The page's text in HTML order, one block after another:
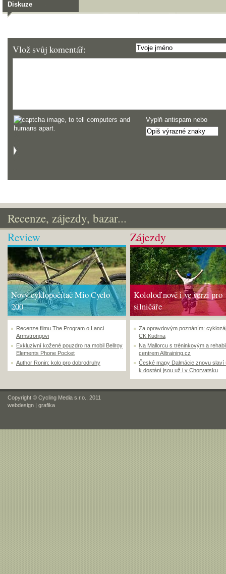
Diskuze
Vlož svůj komentář:
Vyplň antispam nebo
Recenze, zájezdy, bazar...
Review
Nový cyklopočítač Mio Cyclo
200
Recenze filmu The Program o Lanci
Armstrongovi
Exkluzivní kožené pouzdro na mobil Bellroy
Elements Phone Pocket
Author Ronin: kolo pro dobrodruhy
Zájezdy
Kololoď nově i ve verzi pro
silničáře
Za opravdovým poznáním:
CK Kudrna
Na Mallorcu s tréninkovým a
centrem Alltraining.cz
České mapy Dalmácie znovu slaví
k dostání jsou už i v Chorvatsku
Copyright © Cycling Media s.r.o., 2011
webdesign | grafika